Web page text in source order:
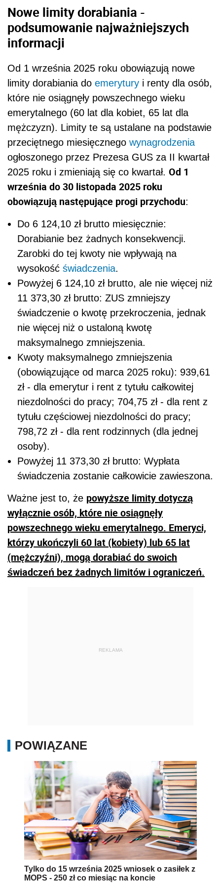
Nowe limity dorabiania -
podsumowanie najważniejszych
informacji
Od 1 września 2025 roku obowiązują nowe
limity dorabiania do emerytury i renty dla osób,
które nie osiągnęły powszechnego wieku
emerytalnego (60 lat dla kobiet, 65 lat dla
mężczyzn). Limity te są ustalane na podstawie
przeciętnego miesięcznego wynagrodzenia
ogłoszonego przez Prezesa GUS za II kwartał
2025 roku i zmieniają się co kwartał. Od 1
września do 30 listopada 2025 roku
obowiązują następujące progi przychodu:
Do 6 124,10 zł brutto miesięcznie:
Dorabianie bez żadnych konsekwencji.
Zarobki do tej kwoty nie wpływają na
wysokość świadczenia.
Powyżej 6 124,10 zł brutto, ale nie więcej niż
11 373,30 zł brutto: ZUS zmniejszy
świadczenie o kwotę przekroczenia, jednak
nie więcej niż o ustaloną kwotę
maksymalnego zmniejszenia.
Kwoty maksymalnego zmniejszenia
(obowiązujące od marca 2025 roku): 939,61
zł - dla emerytur i rent z tytułu całkowitej
niezdolności do pracy; 704,75 zł - dla rent z
tytułu częściowej niezdolności do pracy;
798,72 zł - dla rent rodzinnych (dla jednej
osoby).
Powyżej 11 373,30 zł brutto: Wypłata
świadczenia zostanie całkowicie zawieszona.
Ważne jest to, że powyższe limity dotyczą
wyłącznie osób, które nie osiągnęły
powszechnego wieku emerytalnego. Emeryci,
którzy ukończyli 60 lat (kobiety) lub 65 lat
(mężczyźni), mogą dorabiać do swoich
świadczeń bez żadnych limitów i ograniczeń.
REKLAMA
POWIĄZANE
Tylko do 15 września 2025 wniosek o zasiłek z
MOPS - 250 zł co miesiąc na koncie